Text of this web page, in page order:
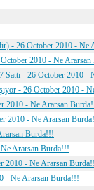
- 26 October 2010 - Ne
October 2010 - Ne
- 26 October 2010 -
- 26 October 2010 -
2010 - Ne Ararsan
2010 - Ne Ararsan
Burda!!!
Ararsan Burda!!!
2010 - Ne Ararsan
- Ne Ararsan Burda!!!